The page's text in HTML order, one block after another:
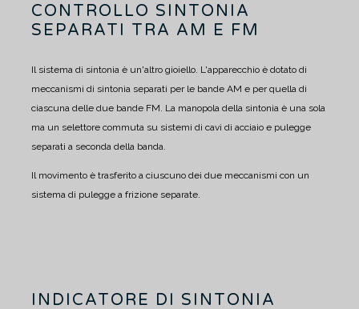
CONTROLLO SINTONIA
SEPARATI TRA AM E FM
Il sistema di sintonia è un'altro gioiello. L'apparecchio è dotato di
meccanismi di sintonia separati per le bande AM e per quella di
ciascuna delle due bande FM. La manopola della sintonia è una sola
ma un selettore commuta su sistemi di cavi di acciaio e pulegge
separati a seconda della banda.
Il movimento è trasferito a ciuscuno dei due meccanismi con un
sistema di pulegge a frizione separate.
INDICATORE DI SINTONIA